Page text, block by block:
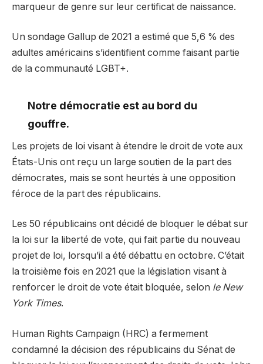
marqueur de genre sur leur certificat de naissance.
Un sondage Gallup de 2021 a estimé que 5,6 % des
adultes américains s’identifient comme faisant partie
de la communauté LGBT+.
Notre démocratie est au bord du
gouffre.
Les projets de loi visant à étendre le droit de vote aux
États-Unis ont reçu un large soutien de la part des
démocrates, mais se sont heurtés à une opposition
féroce de la part des républicains.
Les 50 républicains ont décidé de bloquer le débat sur
la loi sur la liberté de vote, qui fait partie du nouveau
projet de loi, lorsqu’il a été débattu en octobre. C’était
la troisième fois en 2021 que la législation visant à
renforcer le droit de vote était bloquée, selon le New
York Times.
Human Rights Campaign (HRC) a fermement
condamné la décision des républicains du Sénat de